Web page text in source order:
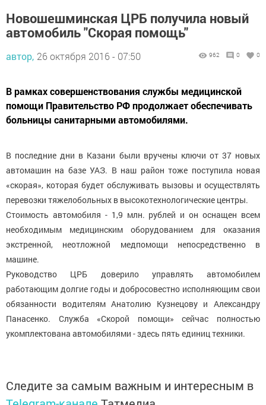
Новошешминская ЦРБ получила новый
автомобиль "Скорая помощь"
автор, 26 октября 2016 - 07:50 962 0 0
В рамках совершенствования службы медицинской
помощи Правительство РФ продолжает обеспечивать
больницы санитарными автомобилями.
В последние дни в Казани были вручены ключи от 37 новых
автомашин на базе УАЗ. В наш район тоже поступила новая
«скорая», которая будет обслуживать вызовы и осуществлять
перевозки тяжелобольных в высокотехнологические центры.
Стоимость автомобиля - 1,9 млн. рублей и он оснащен всем
необходимым медицинским оборудованием для оказания
экстренной, неотложной медпомощи непосредственно в
машине.
Руководство ЦРБ доверило управлять автомобилем
работающим долгие годы и добросовестно исполняющим свои
обязанности водителям Анатолию Кузнецову и Александру
Панасенко. Служба «Скорой помощи» сейчас полностью
укомплектована автомобилями - здесь пять единиц техники.
Следите за самым важным и интересным в